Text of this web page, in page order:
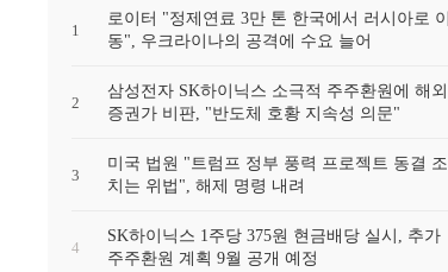
1
로이터 "정제연료 3만 톤 한국에서 러시아로 이
동", 우크라이나의 공격에 수요 늘어
2
삼성전자 SK하이닉스 소극적 주주환원에 해외
증권가 비판, "반도체 호황 지속성 의문"
3
미국 법원 "트럼프 정부 풍력 프로젝트 동결 조
치는 위법", 해제 명령 내려
4
SK하이닉스 1주당 375원 현금배당 실시, 추가
주주환원 계획 9월 공개 예정